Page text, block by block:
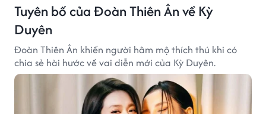
Tuyên bố của Đoàn Thiên Ân về Kỳ
Duyên
Đoàn Thiên Ân khiến người hâm mộ thích thú khi có
chia sẻ hài hước về vai diễn mới của Kỳ Duyên.